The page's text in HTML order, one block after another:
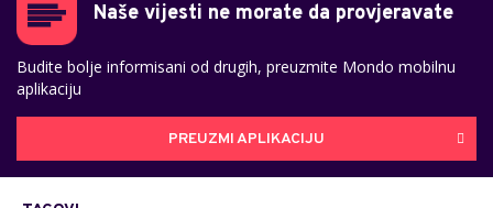
Naše vijesti ne morate da provjeravate
Budite bolje informisani od drugih, preuzmite Mondo mobilnu
aplikaciju
PREUZMI APLIKACIJU